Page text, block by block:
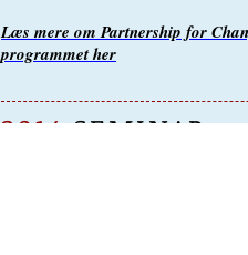
Læs mere om Partnership for
programmet her
2014SEMINAR